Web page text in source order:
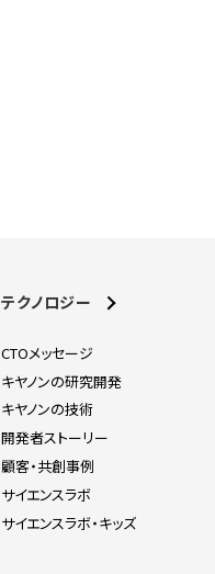
テクノロジー
CTOメッセージ
キヤノンの研究開発
キヤノンの技術
開発者ストーリー
顧客・共創事例
サイエンスラボ
サイエンスラボ・キッズ